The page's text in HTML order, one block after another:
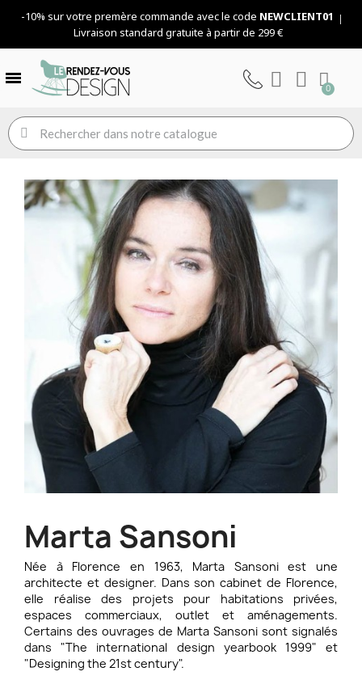
-10% sur votre premère commande avec le code NEWCLIENT01
Livraison standard gratuite à partir de 299 €
Marta Sansoni
Née à Florence en 1963, Marta Sansoni est une
architecte et designer. Dans son cabinet de Florence,
elle réalise des projets pour habitations privées,
espaces commerciaux, outlet et aménagements.
Certains des ouvrages de Marta Sansoni sont signalés
dans "The international design yearbook 1999" et
"Designing the 21st century".